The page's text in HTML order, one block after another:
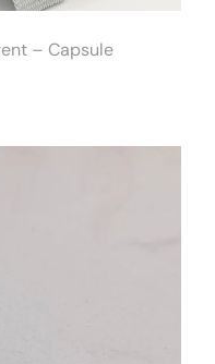
– Capsule